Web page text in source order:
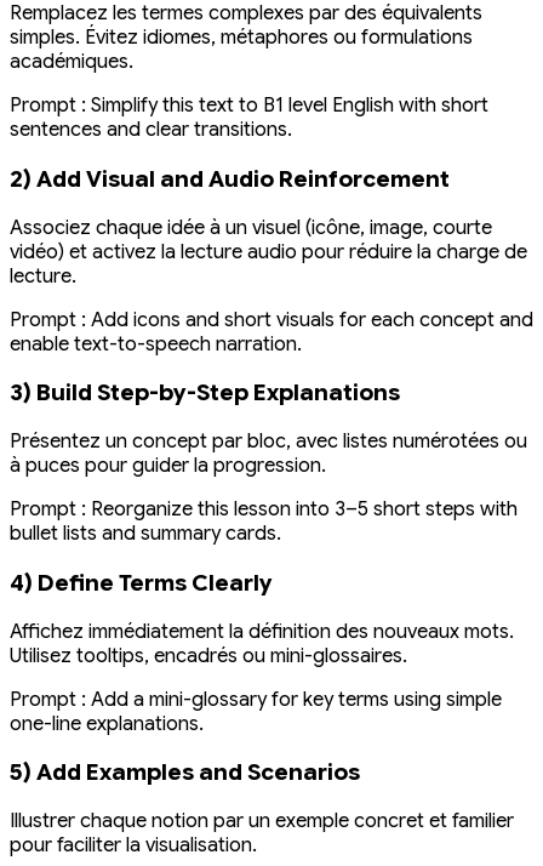
Remplacez les termes complexes par des équivalents
simples. Évitez idiomes, métaphores ou formulations
académiques.
Prompt : Simplify this text to B1 level English with short
sentences and clear transitions.
2) Add Visual and Audio Reinforcement
Associez chaque idée à un visuel (icône, image, courte
vidéo) et activez la lecture audio pour réduire la charge de
lecture.
Prompt : Add icons and short visuals for each concept and
enable text-to-speech narration.
3) Build Step-by-Step Explanations
Présentez un concept par bloc, avec listes numérotées ou
à puces pour guider la progression.
Prompt : Reorganize this lesson into 3–5 short steps with
bullet lists and summary cards.
4) Define Terms Clearly
Affichez immédiatement la définition des nouveaux mots.
Utilisez tooltips, encadrés ou mini-glossaires.
Prompt : Add a mini-glossary for key terms using simple
one-line explanations.
5) Add Examples and Scenarios
Illustrer chaque notion par un exemple concret et familier
pour faciliter la visualisation.